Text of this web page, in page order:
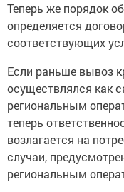
Теперь же порядок
определяется
соответствующих
Если раньше вывоз
осуществлялся как
региональным
теперь
возлагается на
случаи,
региональным